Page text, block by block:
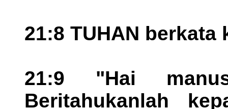
21:8 TUHAN berkata
21:9 "Hai
Beritahukanlah